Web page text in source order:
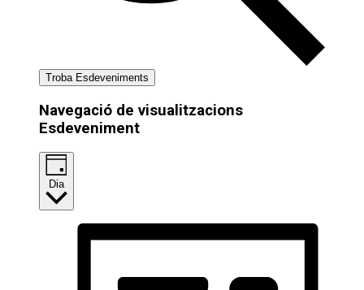
Troba Esdeveniments
Navegació de visualitzacions
Esdeveniment
Dia